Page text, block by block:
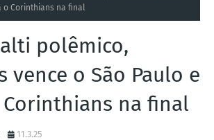
o Corinthians na final
polêmico,
vence o São Paulo e
na final
11.3.25